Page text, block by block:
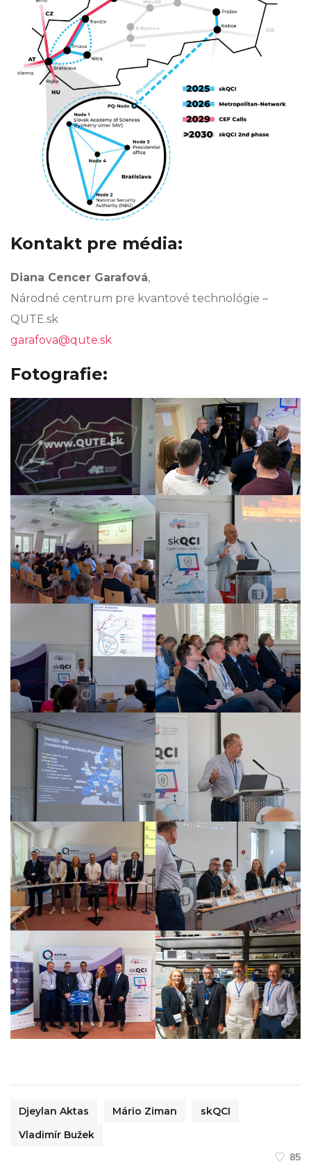
Kontakt pre média:
Diana Cencer Garafová,
Národné centrum pre kvantové technológie –
QUTE.sk
garafova@qute.sk
Fotografie:
Djeylan Aktas Mário Ziman
skQCI
Vladimír Bužek
85